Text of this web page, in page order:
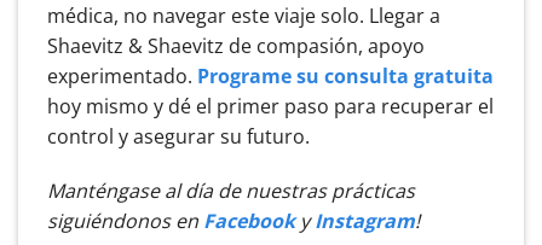
médica, no navegar este viaje solo. Llegar a
Shaevitz & Shaevitz de compasión, apoyo
experimentado. Programe su consulta gratuita
hoy mismo y dé el primer paso para recuperar el
control y asegurar su futuro.
Manténgase al día de nuestras prácticas
siguiéndonos en FacebookyInstagram!